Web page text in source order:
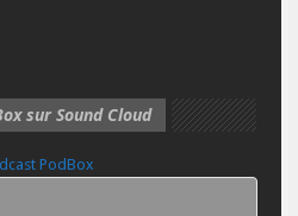
sur Sound Cloud
PodBox